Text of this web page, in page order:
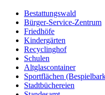
Bestattungswald
Bürger-Service-Zentrum
Friedhöfe
Kindergärten
Recyclinghof
Schulen
Altglascontainer
Sportflächen
Stadtbüchereien